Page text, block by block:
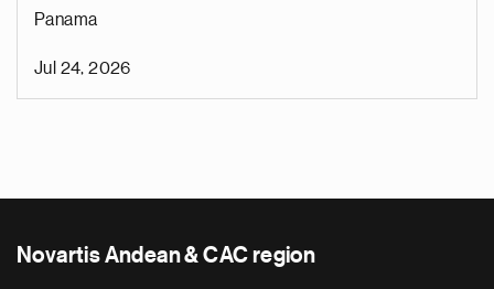
Panama
Jul 24, 2026
Novartis Andean & CAC region